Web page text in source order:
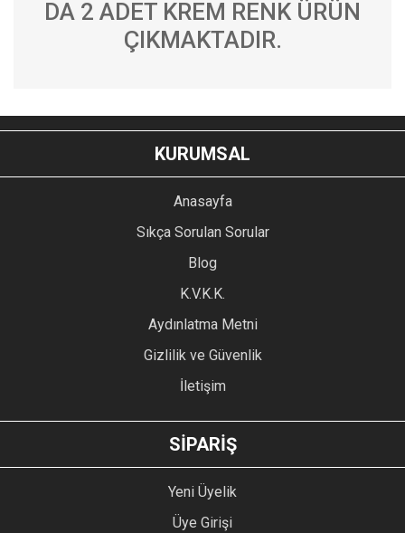
DA 2 ADET KREM RENK ÜRÜN
ÇIKMAKTADIR.
YORUM YAZ
Bu ürünün fiyat bilgisi, resim, ürün açıklamalarında ve diğer
konularda yetersiz gördüğünüz noktaları öneri formunu
kullanarak tarafımıza iletebilirsiniz.
Ürün resmi kalitesiz, bozuk veya görüntülenemiyor.
Ürün açıklamasında eksik bilgiler bulunuyor.
Ürün bilgilerinde hatalar bulunuyor.
Ürün fiyatı diğer sitelerden daha pahalı.
GÖNDER
KURUMSAL
Anasayfa
Sıkça Sorulan Sorular
Blog
K.V.K.K.
Aydınlatma Metni
Gizlilik ve Güvenlik
İletişim
SİPARİŞ
Yeni Üyelik
Üye Girişi